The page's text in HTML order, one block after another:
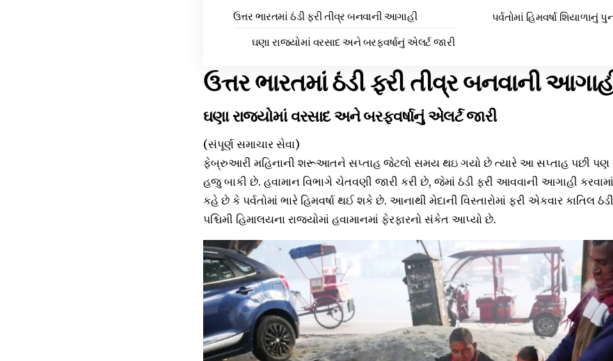
ઉત્તર ભારતમાં ઠંડી ફરી તીવ્ર બનવાની આગાહી
ઘણા રાજ્યોમાં વરસાદ અને બરફવર્ષાનું એલર્ટ જારી
પર્વતોમાં હિમવર્ષા શિયાળાનું
ઉત્તર ભારતમાં ઠંડી ફરી તીવ્ર બનવાની
ઘણા રાજ્યોમાં વરસાદ અને બરફવર્ષાનું એલર્ટ જારી
(સંપૂર્ણ સમાચાર સેવા)
ફેબ્રુઆરી મહિનાની શરૂઆતને સપ્તાહ જેટલો સમય થઇ ગયો છે ત્યારે આ સપ્તાહ પછી પણ
હજુ બાકી છે. હવામાન વિભાગે ચેતવણી જારી કરી છે, જેમાં ઠંડી ફરી આવવાની આગાહી
કહે છે કે પર્વતોમાં ભારે હિમવર્ષા થઈ શકે છે. આનાથી મેદાની વિસ્તારોમાં ફરી એકવાર કાતિલ
પશ્ચિમી હિમાલયના રાજ્યોમાં હવામાનમાં ફેરફારનો સંકેત આપ્યો છે.